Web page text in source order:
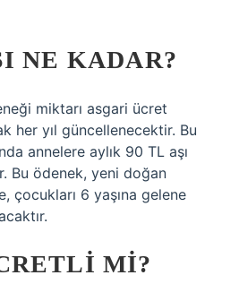
NE KADAR?
miktarı asgari ücret
her yıl güncellenecektir. Bu
annelere aylık 90 TL aşı
Bu ödenek, yeni doğan
çocukları 6 yaşına gelene
MI?